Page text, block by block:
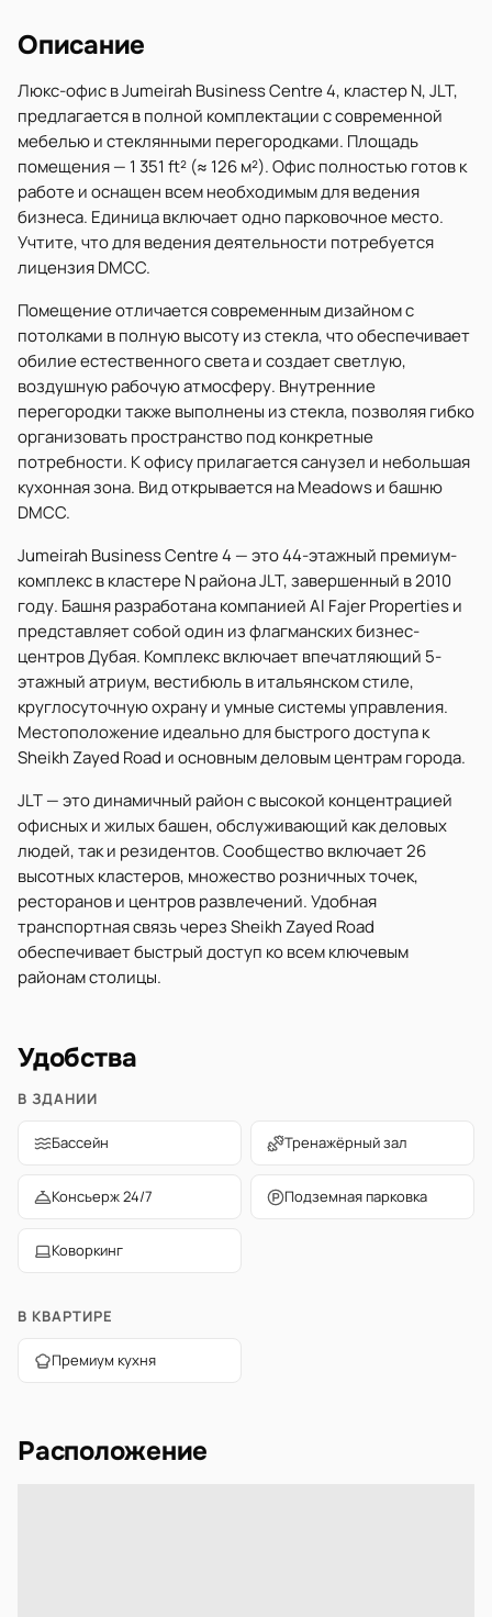
Описание
Люкс-офис в Jumeirah Business Centre 4, кластер N, JLT,
предлагается в полной комплектации с современной
мебелью и стеклянными перегородками. Площадь
помещения — 1 351 ft² (≈ 126 м²). Офис полностью готов к
работе и оснащен всем необходимым для ведения
бизнеса. Единица включает одно парковочное место.
Учтите, что для ведения деятельности потребуется
лицензия DMCC.
Помещение отличается современным дизайном с
потолками в полную высоту из стекла, что обеспечивает
обилие естественного света и создает светлую,
воздушную рабочую атмосферу. Внутренние
перегородки также выполнены из стекла, позволяя гибко
организовать пространство под конкретные
потребности. К офису прилагается санузел и небольшая
кухонная зона. Вид открывается на Meadows и башню
DMCC.
Jumeirah Business Centre 4 — это 44-этажный премиум-
комплекс в кластере N района JLT, завершенный в 2010
году. Башня разработана компанией Al Fajer Properties и
представляет собой один из флагманских бизнес-
центров Дубая. Комплекс включает впечатляющий 5-
этажный атриум, вестибюль в итальянском стиле,
круглосуточную охрану и умные системы управления.
Местоположение идеально для быстрого доступа к
Sheikh Zayed Road и основным деловым центрам города.
JLT — это динамичный район с высокой концентрацией
офисных и жилых башен, обслуживающий как деловых
людей, так и резидентов. Сообщество включает 26
высотных кластеров, множество розничных точек,
ресторанов и центров развлечений. Удобная
транспортная связь через Sheikh Zayed Road
обеспечивает быстрый доступ ко всем ключевым
районам столицы.
Удобства
В ЗДАНИИ
Бассейн Тренажёрный зал
Консьерж 24/7 Подземная парковка
Коворкинг
В КВАРТИРЕ
Премиум кухня
Расположение